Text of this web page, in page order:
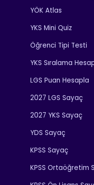
YÖK Atlas
YKS Mini Quiz
Öğrenci Tipi Testi
YKS Sıralama
LGS Puan Hesapla
2027 LGS Sayaç
2027 YKS Sayaç
YDS Sayaç
KPSS Sayaç
KPSS Ortaöğretim